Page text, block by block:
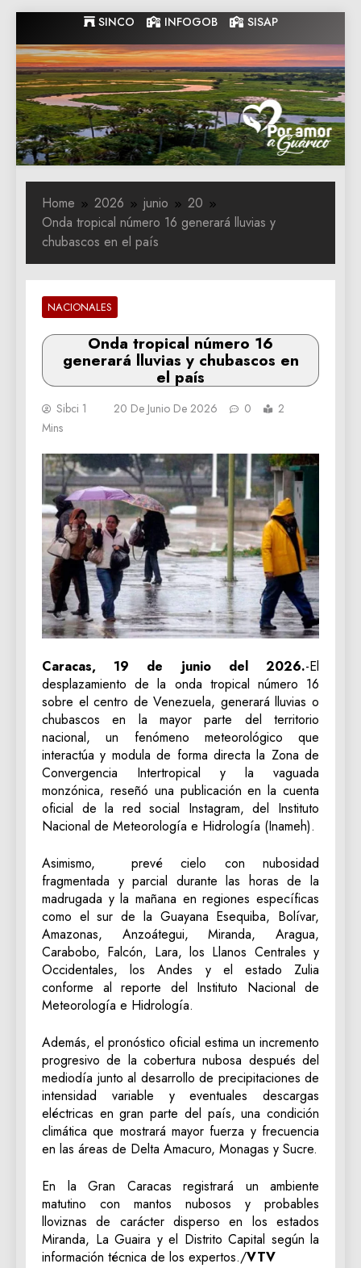
to
content
SINCO INFOGOB SISAP
Gobernacion
de Guarico
Gobernacion de Guarico
Home 2026 junio
20
Onda tropical número 16 generará lluvias y
chubascos en el país
NACIONALES
Onda tropical número 16
generará lluvias y chubascos en
el país
Sibci 1 20 De Junio De 2026 0
2
Mins
Caracas, 19 de junio del 2026.-El
desplazamiento de la onda tropical número 16
sobre el centro de Venezuela, generará lluvias o
chubascos en la mayor parte del territorio
nacional, un fenómeno meteorológico que
interactúa y modula de forma directa la Zona de
Convergencia Intertropical y la vaguada
monzónica, reseñó una publicación en la cuenta
oficial de la red social Instagram, del Instituto
Nacional de Meteorología e Hidrología (Inameh).
Asimismo, prevé cielo con nubosidad
fragmentada y parcial durante las horas de la
madrugada y la mañana en regiones específicas
como el sur de la Guayana Esequiba, Bolívar,
Amazonas, Anzoátegui, Miranda, Aragua,
Carabobo, Falcón, Lara, los Llanos Centrales y
Occidentales, los Andes y el estado Zulia
conforme al reporte del Instituto Nacional de
Meteorología e Hidrología.
Además, el pronóstico oficial estima un incremento
progresivo de la cobertura nubosa después del
mediodía junto al desarrollo de precipitaciones de
intensidad variable y eventuales descargas
eléctricas en gran parte del país, una condición
climática que mostrará mayor fuerza y frecuencia
en las áreas de Delta Amacuro, Monagas y Sucre.
En la Gran Caracas registrará un ambiente
matutino con mantos nubosos y probables
lloviznas de carácter disperso en los estados
Miranda, La Guaira y el Distrito Capital según la
información técnica de los expertos./VTV